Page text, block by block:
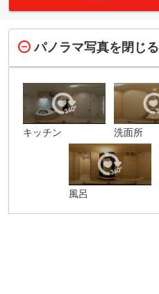
パノラマ写真を閉じる
キッチン 洗面所
風呂